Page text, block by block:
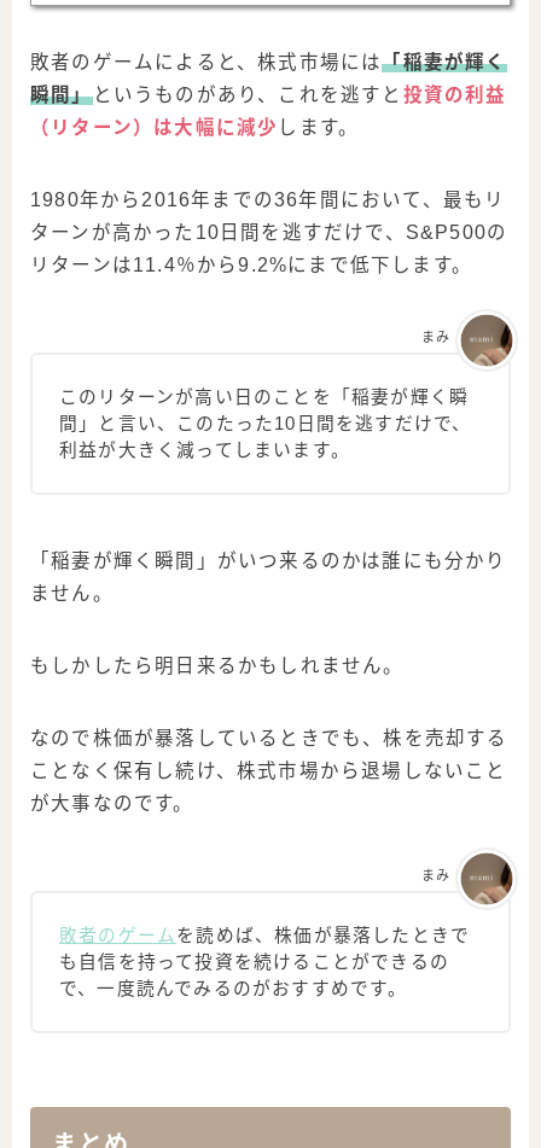
敗者のゲームによると、株式市場には「稲妻が輝く
瞬間」というものがあり、これを逃すと 投資の利益
（リターン）は大幅に減少 します。
1980年から2016年までの36年間において、最もリ
ターンが高かった10日間を逃すだけで、S&P500の
リターンは11.4％から9.2%にまで低下します。
このリターンが高い日のことを「稲妻が輝く瞬
間」と言い、このたった10日間を逃すだけで、
利益が大きく減ってしまいます。
まみ
「稲妻が輝く瞬間」がいつ来るのかは誰にも分かり
ません。
もしかしたら明日来るかもしれません。
なので株価が暴落しているときでも、株を売却する
ことなく保有し続け、株式市場から退場しないこと
が大事なのです。
敗者のゲームを読めば、株価が暴落したときで
も自信を持って投資を続けることができるの
で、一度読んでみるのがおすすめです。
まみ